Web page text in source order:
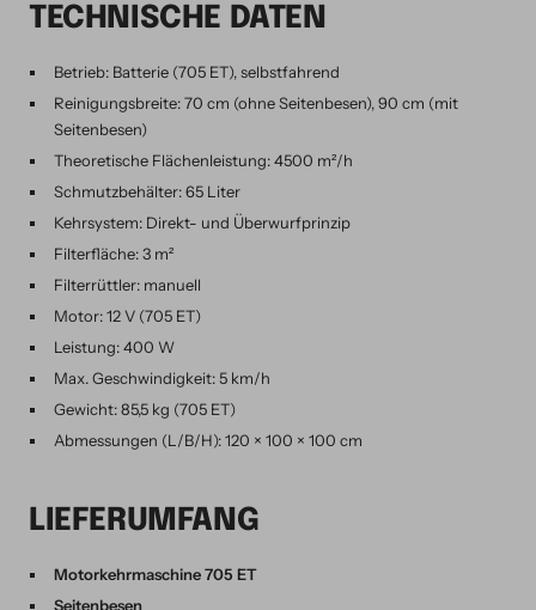
TECHNISCHE DATEN
Betrieb: Batterie (705 ET), selbstfahrend
Reinigungsbreite: 70 cm (ohne Seitenbesen), 90 cm (mit
Seitenbesen)
Theoretische Flächenleistung: 4500 m²/h
Schmutzbehälter: 65 Liter
Kehrsystem: Direkt- und Überwurfprinzip
Filterfläche: 3 m²
Filterrüttler: manuell
Motor: 12 V (705 ET)
Leistung: 400 W
Max. Geschwindigkeit: 5 km/h
Gewicht: 85,5 kg (705 ET)
Abmessungen (L/B/H): 120 × 100 × 100 cm
LIEFERUMFANG
Motorkehrmaschine 705 ET
Seitenbesen